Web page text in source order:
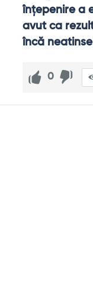
înţepenire a
avut ca
încă
0